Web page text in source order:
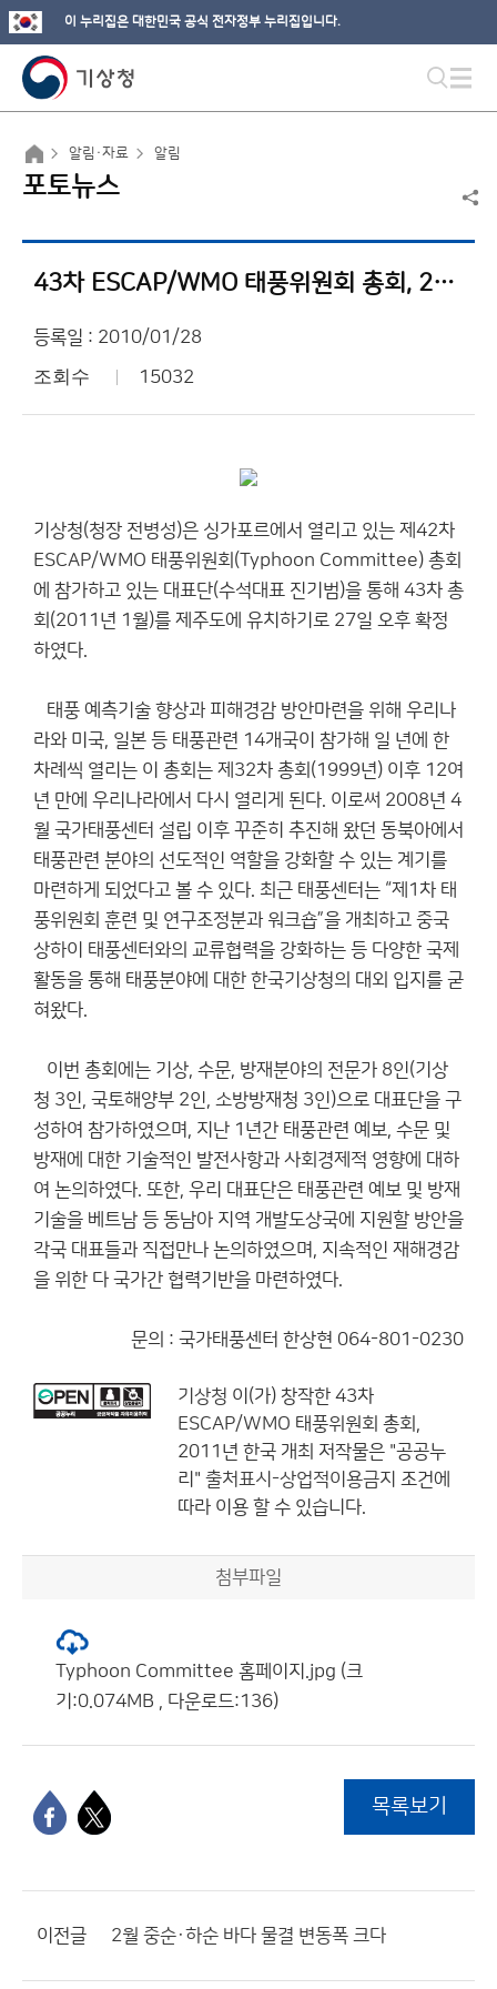
이 누리집은 대한민국 공식 전자정부 누리집입니다.
알림·자료 알림
포토뉴스
43차 ESCAP/WMO 태풍위원회 총회, 2011년 한국 개최
등록일 : 2010/01/28
조회수 15032
기상청(청장 전병성)은 싱가포르에서 열리고 있는 제42차
ESCAP/WMO 태풍위원회(Typhoon Committee) 총회
에 참가하고 있는 대표단(수석대표 진기범)을 통해 43차 총
회(2011년 1월)를 제주도에 유치하기로 27일 오후 확정
하였다.
태풍 예측기술 향상과 피해경감 방안마련을 위해 우리나
라와 미국, 일본 등 태풍관련 14개국이 참가해 일 년에 한
차례씩 열리는 이 총회는 제32차 총회(1999년) 이후 12여
년 만에 우리나라에서 다시 열리게 된다. 이로써 2008년 4
월 국가태풍센터 설립 이후 꾸준히 추진해 왔던 동북아에서
태풍관련 분야의 선도적인 역할을 강화할 수 있는 계기를
마련하게 되었다고 볼 수 있다. 최근 태풍센터는 “제1차 태
풍위원회 훈련 및 연구조정분과 워크숍”을 개최하고 중국
상하이 태풍센터와의 교류협력을 강화하는 등 다양한 국제
활동을 통해 태풍분야에 대한 한국기상청의 대외 입지를 굳
혀왔다.
이번 총회에는 기상, 수문, 방재분야의 전문가 8인(기상
청 3인, 국토해양부 2인, 소방방재청 3인)으로 대표단을 구
성하여 참가하였으며, 지난 1년간 태풍관련 예보, 수문 및
방재에 대한 기술적인 발전사항과 사회경제적 영향에 대하
여 논의하였다. 또한, 우리 대표단은 태풍관련 예보 및 방재
기술을 베트남 등 동남아 지역 개발도상국에 지원할 방안을
각국 대표들과 직접만나 논의하였으며, 지속적인 재해경감
을 위한 다 국가간 협력기반을 마련하였다.
문의 : 국가태풍센터 한상현 064-801-0230
기상청 이(가) 창작한 43차
ESCAP/WMO 태풍위원회 총회,
2011년 한국 개최 저작물은 "공공누
리" 출처표시-상업적이용금지 조건에
따라 이용 할 수 있습니다.
첨부파일
Typhoon Committee 홈페이지.jpg (크
기:0.074MB , 다운로드:136)
목록보기
이전글 2월 중순·하순 바다 물결 변동폭 크다